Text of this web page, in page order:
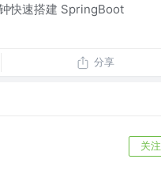
快速搭建 SpringBoot
分享
关注